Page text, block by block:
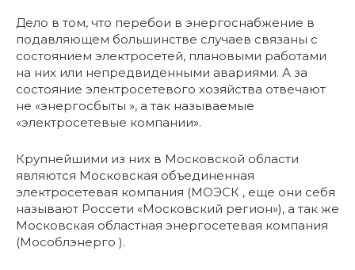
Дело в том, что перебои в энергоснабжение в
подавляющем большинстве случаев связаны с
состоянием электросетей, плановыми работами
на них или непредвиденными авариями. А за
состояние электросетевого хозяйства отвечают
не «энергосбыты », а так называемые
«электросетевые компании».
Крупнейшими из них в Московской области
являются Московская объединенная
электросетевая компания (МОЭСК , еще они себя
называют Россети «Московский регион»), а так же
Московская областная энергосетевая компания
(Мособлэнерго ).